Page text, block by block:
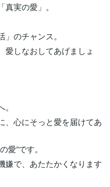
実の愛」。
のチャンス。
愛しなおしてあげましょ
、心にそっと愛を届けてあ
愛”です。
嫌で、あたたかくなります